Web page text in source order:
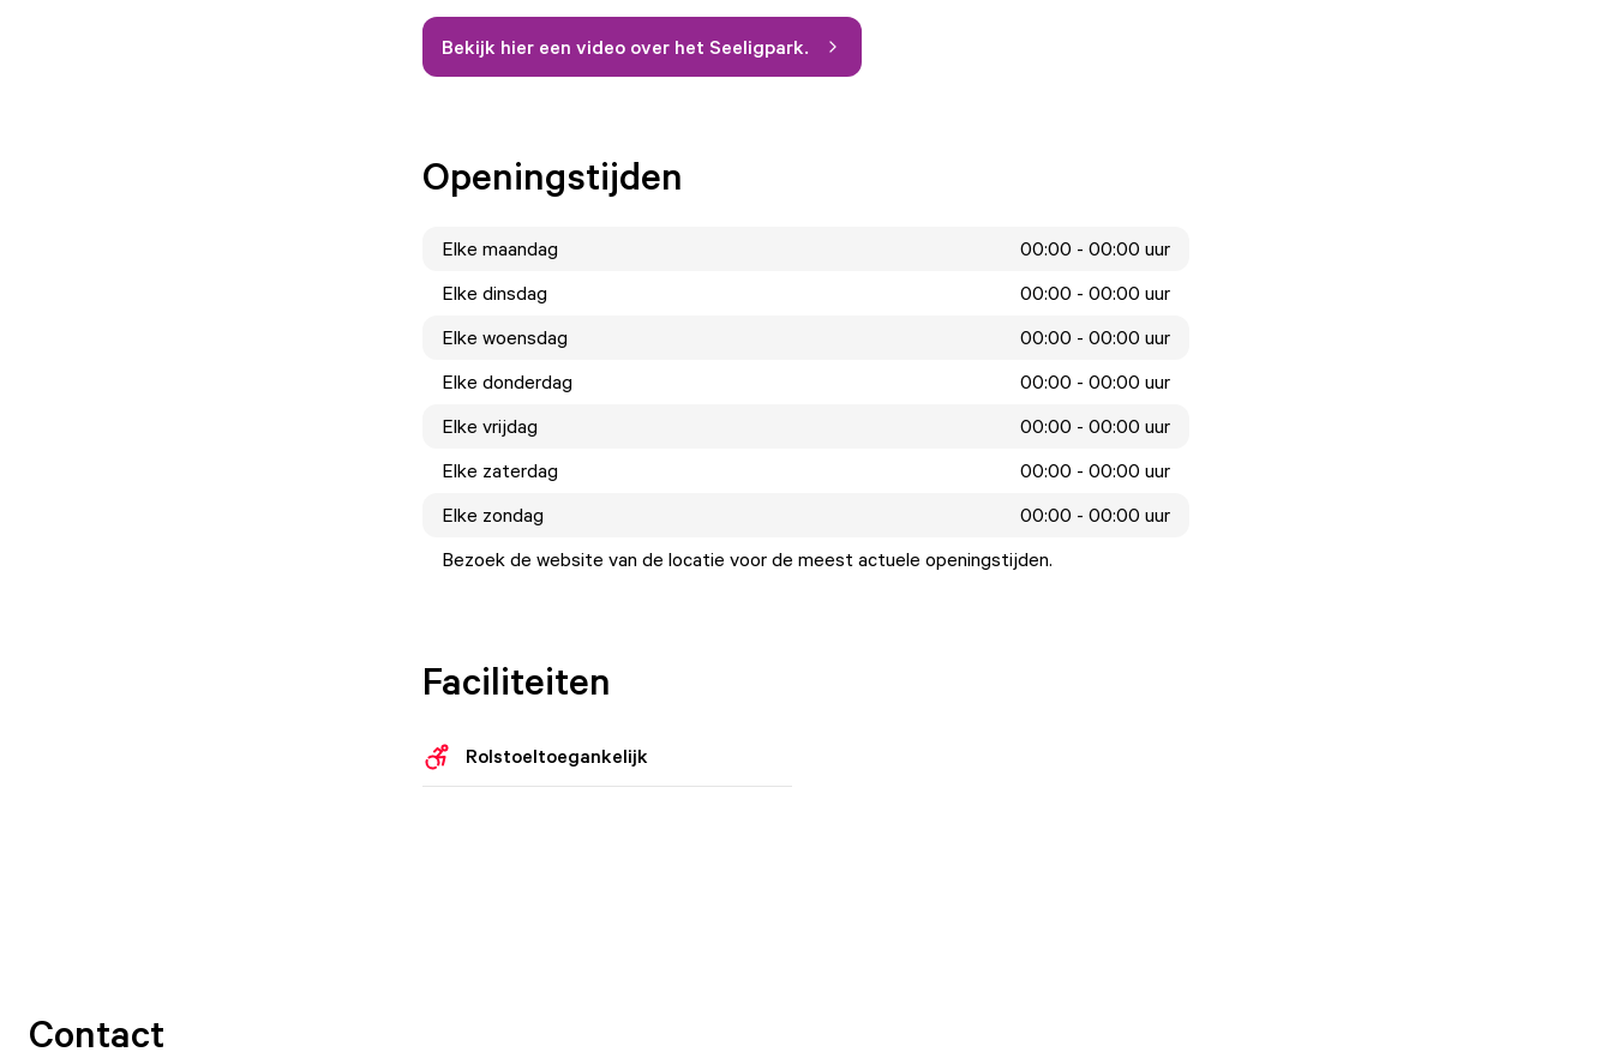
Bekijk hier een video over het Seeligpark.
Openingstijden
Elke maandag
00:00 - 00:00 uur
Elke dinsdag
00:00 - 00:00 uur
Elke woensdag
00:00 - 00:00 uur
Elke donderdag
00:00 - 00:00 uur
Elke vrijdag
00:00 - 00:00 uur
Elke zaterdag
00:00 - 00:00 uur
Elke zondag
00:00 - 00:00 uur
Bezoek de website van de locatie voor de meest actuele openingstijden.
Faciliteiten
Rolstoeltoegankelijk
Contact